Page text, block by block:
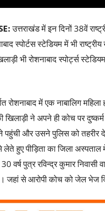
उत्तराखंड में इन दिनों 38वें
स्पोर्टस स्टेडियम में भी
भी रोशनाबाद स्पोर्ट्स
रोशनाबाद में एक नाबालिग
खिलाड़ी ने अपने ही कोच पर
पहुंची और उसने पुलिस को
हुए पीड़िता का जिला
पुत्र रविन्द्र कुमार निवासी
जहां से आरोपी कोच को जेल भेज